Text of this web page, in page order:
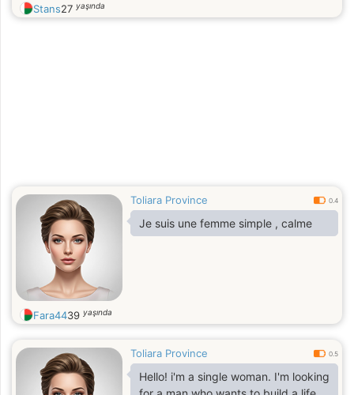
Stans27 yaşında
Toliara Province 0.4
Je suis une femme simple , calme
Fara4439 yaşında
Toliara Province 0.5
Hello! i'm a single woman. I'm looking